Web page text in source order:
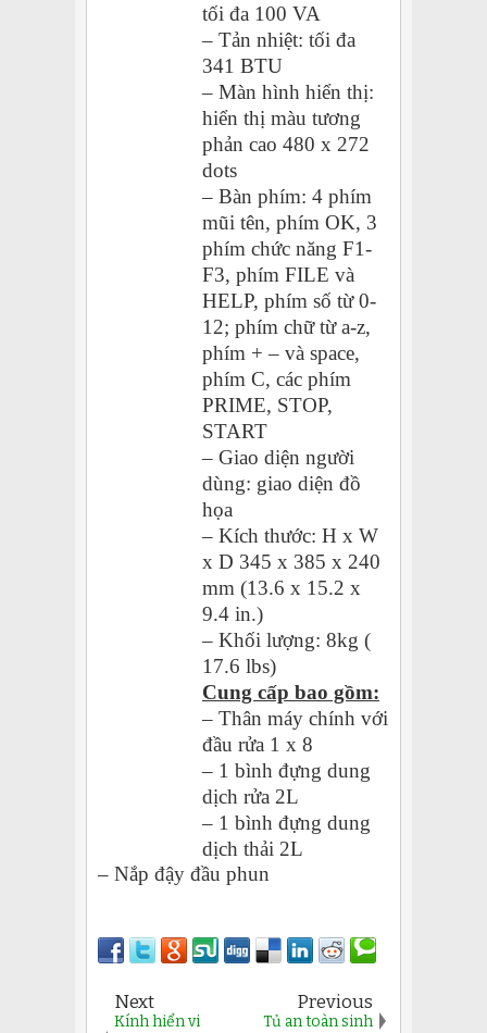
tối đa 100 VA
– Tản nhiệt: tối đa
341 BTU
– Màn hình hiển thị:
hiển thị màu tương
phản cao 480 x 272
dots
– Bàn phím: 4 phím
mũi tên, phím OK, 3
phím chức năng F1-
F3, phím FILE và
HELP, phím số từ 0-
12; phím chữ từ a-z,
phím + – và space,
phím C, các phím
PRIME, STOP,
START
– Giao diện người
dùng: giao diện đồ
họa
– Kích thước: H x W
x D 345 x 385 x 240
mm (13.6 x 15.2 x
9.4 in.)
– Khối lượng: 8kg (
17.6 lbs)
Cung cấp bao gồm:
– Thân máy chính với
đầu rửa 1 x 8
– 1 bình đựng dung
dịch rửa 2L
– 1 bình đựng dung
dịch thải 2L
– Nắp đậy đầu phun
Next
Kính hiển vi
Previous
Tủ an toàn sinh